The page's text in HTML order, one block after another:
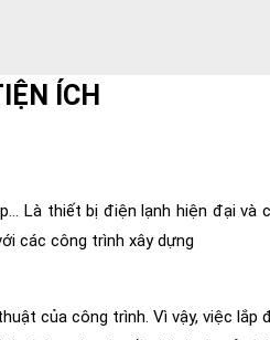
ÍCH
Là thiết bị điện lạnh hiện đại và
các công trình xây dựng
của công trình. Vì vậy, việc lắp